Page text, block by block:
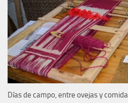
Días de campo, entre ovejas y